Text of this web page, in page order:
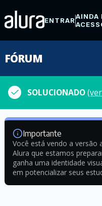
ENTRARAINDA
FÓRUM
SOLUCIONADO
Importante
Você está vendo a versão
Alura que estamos
ganha uma identidade
em potencializar seus